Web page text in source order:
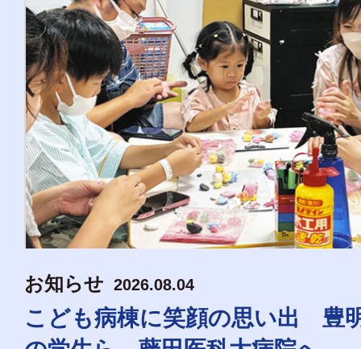
お知らせ 2026.08.04
こども病棟に笑顔の思い出 豊